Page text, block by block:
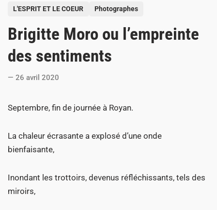
s
e
d
n
L'ESPRIT ET LE COEUR Photographes
Brigitte Moro ou l’empreinte
des sentiments
26 avril 2020
Septembre, fin de journée à Royan.
La chaleur écrasante a explosé d’une onde
bienfaisante,
Inondant les trottoirs, devenus réfléchissants, tels des
miroirs,